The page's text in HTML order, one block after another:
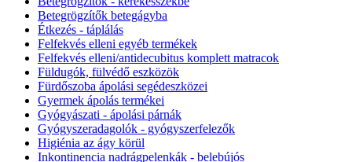
Betegrögzítők betegágyba
Étkezés - táplálás
Felfekvés elleni egyéb termékek
Felfekvés elleni/antidecubitus komplett matracok
Füldugók, fülvédő eszközök
Fürdőszoba ápolási segédeszközei
Gyermek ápolás termékei
Gyógyászati - ápolási párnák
Gyógyszeradagolók - gyógyszerfelezők
Higiénia az ágy körül
Inkontinencia nadrágpelenkák - belebújós